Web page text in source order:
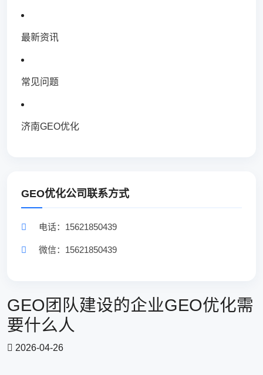
最新资讯
常见问题
济南GEO优化
GEO优化公司联系方式
电话：15621850439
微信：15621850439
GEO团队建设的企业GEO优化需
要什么人
2026-04-26